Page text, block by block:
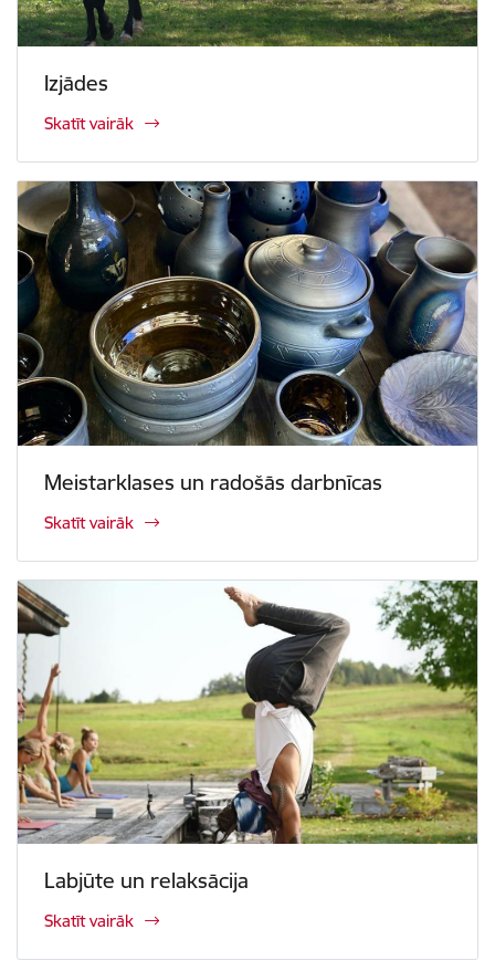
Izjādes
Skatīt vairāk
Meistarklases un radošās darbnīcas
Skatīt vairāk
Labjūte un relaksācija
Skatīt vairāk